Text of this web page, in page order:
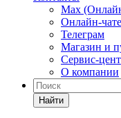
Max
Онлайн-
Телеграм
Магазин и
Сервис-
О компании
Найти